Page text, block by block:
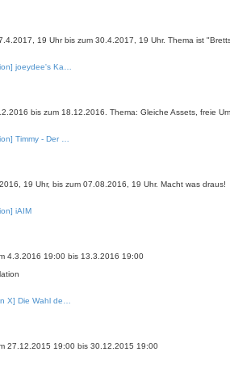
19 Uhr bis zum 30.4.2017, 19 Uhr. Thema ist
joeydee's Ka…
bis zum 18.12.2016. Thema: Gleiche Assets, freie
Timmy - Der …
19 Uhr, bis zum 07.08.2016, 19 Uhr. Macht was draus!
iAIM
4.3.2016 19:00 bis 13.3.2016 19:00
X] Die Wahl de…
27.12.2015 19:00 bis 30.12.2015 19:00